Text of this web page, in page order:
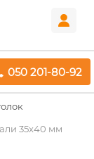
050 201-80-92
35x40 мм